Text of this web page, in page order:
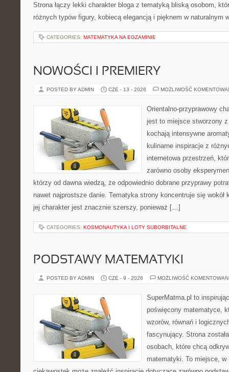
Strona łączy lekki charakter bloga z tematyką bliską osobom,
różnych typów figury, kobiecą elegancją i pięknem w naturalnym
CATEGORIES: MATEMATYKA NA EGZAMINIE
NOWOŚCI I PREMIERY
POSTED BY ADMIN CZE - 13 - 2026 MOŻLIWOŚĆ
Orientalno-przyprawowy
jest to miejsce stworzony
kochają intensywne
kulinarne inspiracje z
internetowa przestrzeń,
zarówno osoby
którzy od dawna wiedzą, że odpowiednio dobrane przyprawy
nawet najprostsze danie. Tematyka strony koncentruje się wokół
jej charakter jest znacznie szerszy, ponieważ […]
CATEGORIES: KOSMONAUTYKA I LOTY SUBORBITALNE
PODSTAWY MATEMATYKI
POSTED BY ADMIN CZE - 9 - 2026 MOŻLIWOŚĆ
SuperMatma.pl to
poświęcony matematyce,
wzorów, równań i
fascynujący. Strona
osobach, które chcą
matematyki. To miejsce,